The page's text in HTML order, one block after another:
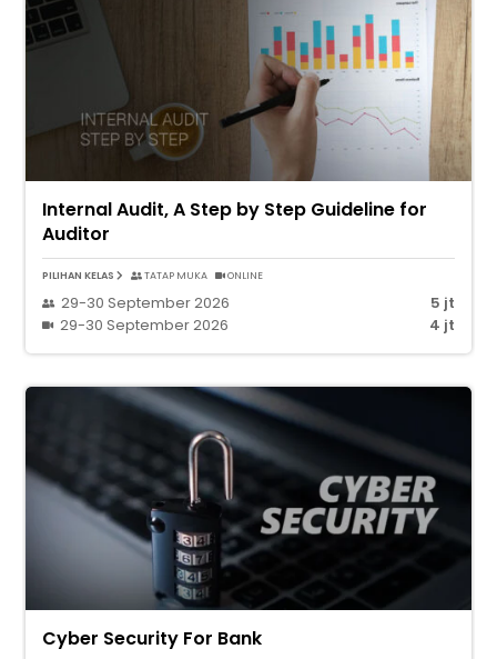
Internal Audit, A Step by Step Guideline for
Auditor
PILIHAN KELAS TATAP MUKA ONLINE
29-30 September 2026
5 jt
29-30 September 2026
4 jt
Cyber Security For Bank